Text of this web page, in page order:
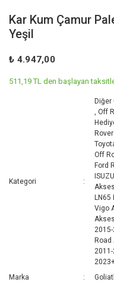
Kar Kum Çamur
Yeşil
₺ 4.947,00
511,19 TL den başlayan
Kategori
Diğer
,Off
Off
Ford
LN65
Vigo
Road
Marka